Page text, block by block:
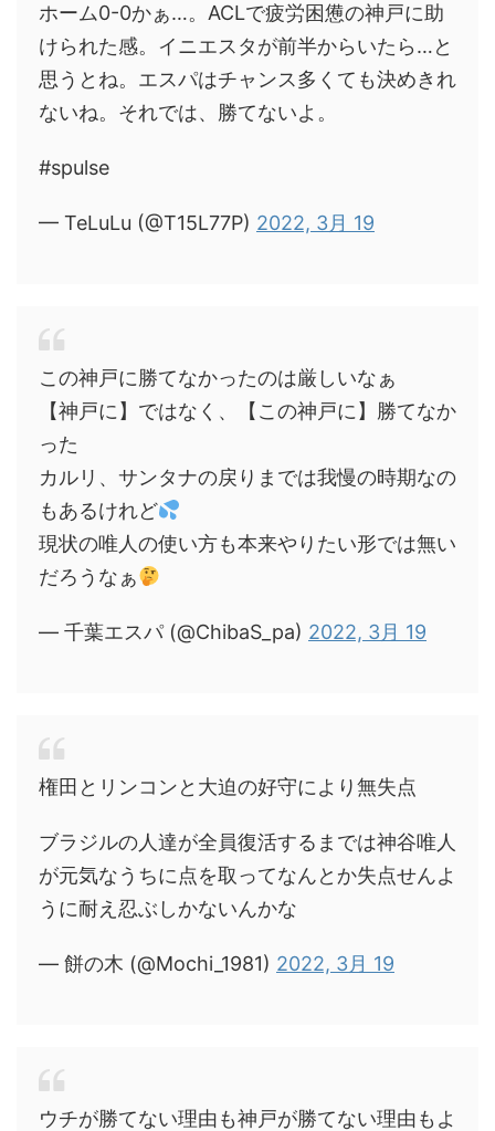
ホーム0-0かぁ…。ACLで疲労困憊の神戸に助
けられた感。イニエスタが前半からいたら…と
思うとね。エスパはチャンス多くても決めきれ
ないね。それでは、勝てないよ。
#spulse
— TeLuLu (@T15L77P) 2022, 3月 19
この神戸に勝てなかったのは厳しいなぁ
【神戸に】ではなく、【この神戸に】勝てなか
った
カルリ、サンタナの戻りまでは我慢の時期なの
もあるけれど
現状の唯人の使い方も本来やりたい形では無い
だろうなぁ
— 千葉エスパ (@ChibaS_pa) 2022, 3月 19
権田とリンコンと大迫の好守により無失点
ブラジルの人達が全員復活するまでは神谷唯人
が元気なうちに点を取ってなんとか失点せんよ
うに耐え忍ぶしかないんかな
— 餅の木 (@Mochi_1981) 2022, 3月 19
ウチが勝てない理由も神戸が勝てない理由もよ